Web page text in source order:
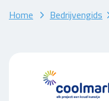
Home Bedrijvengids